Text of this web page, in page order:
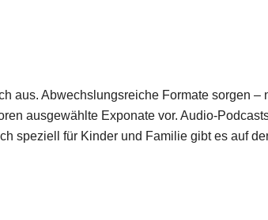
aus. Abwechslungsreiche Formate sorgen –
ausgewählte Exponate vor. Audio-
speziell für Kinder und Familie gibt es auf